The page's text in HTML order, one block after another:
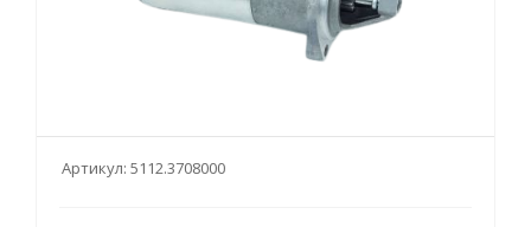
Артикул: 5112.3708000